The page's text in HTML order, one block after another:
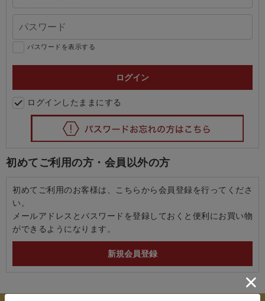
パスワードを表示する
ログインしたままにする
初めてご利用の方・会員以外の方
初めてご利用のお客様は、こちらから会員登録を行ってくださ
い。
メールアドレスとパスワードを登録しておくと便利にお買い物
ができるようになります。